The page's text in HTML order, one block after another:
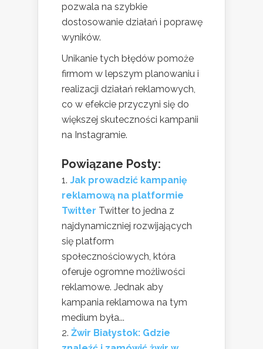
pozwala na szybkie
dostosowanie działań i poprawę
wyników.
Unikanie tych błędów pomoże
firmom w lepszym planowaniu i
realizacji działań reklamowych,
co w efekcie przyczyni się do
większej skuteczności kampanii
na Instagramie.
Powiązane Posty:
Jak prowadzić kampanię
reklamową na platformie
Twitter Twitter to jedna z
najdynamiczniej rozwijających
się platform
społecznościowych, która
oferuje ogromne możliwości
reklamowe. Jednak aby
kampania reklamowa na tym
medium była...
Żwir Białystok: Gdzie